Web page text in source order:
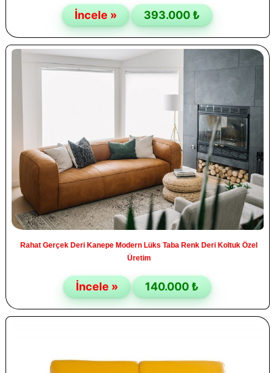
İncele » 393.000 ₺
Rahat Gerçek Deri Kanepe Modern Lüks Taba Renk Deri Koltuk Özel
Üretim
İncele » 140.000 ₺